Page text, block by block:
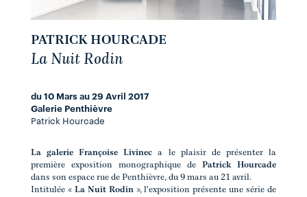
PATRICK HOURCADE
La Nuit Rodin
du 10 Mars au 29 Avril 2017
Galerie Penthièvre
Patrick Hourcade
La galerie Françoise Livinec a le plaisir de présenter la
première exposition monographique de Patrick Hourcade
dans son espace rue de Penthièvre, du 9 mars au 21 avril.
Intitulée « La Nuit Rodin », l'exposition présente une série de